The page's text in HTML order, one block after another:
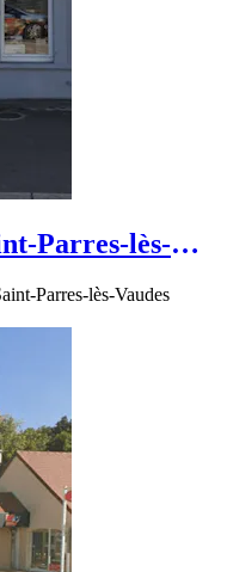
Parres-lès-
Parres-lès-Vaudes